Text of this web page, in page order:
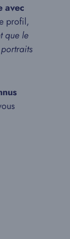
avec
profil,
que le